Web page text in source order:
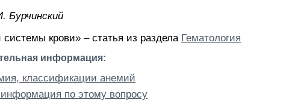
Бурчинский
системы крови» – статья из раздела Гематология
информация:
классификации анемий
по этому вопросу